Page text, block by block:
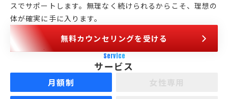
スでサポートします。無理なく続けられるからこそ、理想の
体が確実に手に入ります。
無料カウンセリングを受ける
Service
サービス
月額制